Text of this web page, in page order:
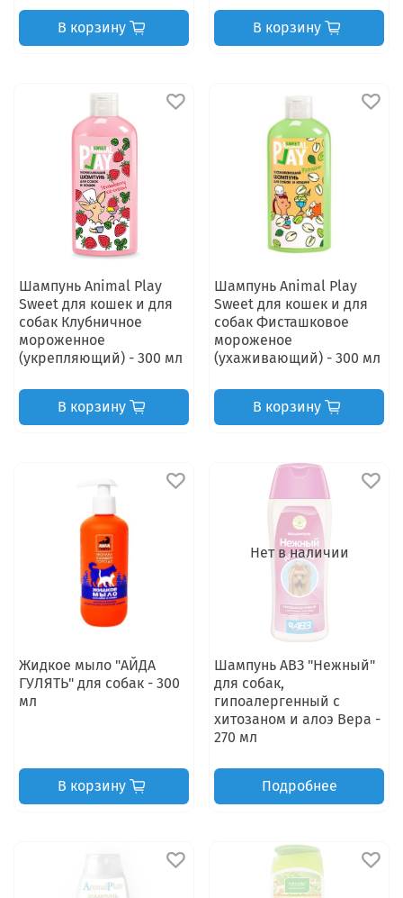
В корзину В корзину
Шампунь Animal Play
Sweet для кошек и для
собак Клубничное
мороженное
(укрепляющий) - 300 мл
В корзину
Шампунь Animal Play
Sweet для кошек и для
собак Фисташковое
мороженое
(ухаживающий) - 300 мл
В корзину
Жидкое мыло "АЙДА
ГУЛЯТЬ" для собак - 300
мл
В корзину
Нет в наличии
Шампунь АВЗ "Нежный"
для собак,
гипоалергенный с
хитозаном и алоэ Вера -
270 мл
Подробнее